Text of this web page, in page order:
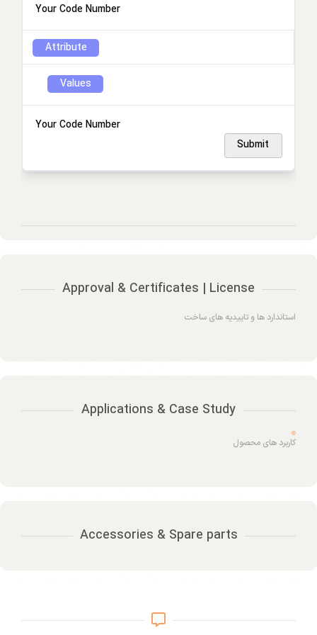
Your Code Number
Attribute
Values
Your Code Number
Submit
Approval & Certificates | License
استاندارد ها و تاییدیه های ساخت
Applications & Case Study
کاربرد های محصول
Accessories & Spare parts